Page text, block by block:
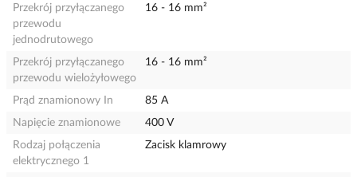
Przekrój przyłączanego
przewodu
jednodrutowego
16 - 16 mm²
Przekrój przyłączanego
przewodu wielożyłowego
16 - 16 mm²
Prąd znamionowy In
85 A
Napięcie znamionowe
400 V
Rodzaj połączenia
elektrycznego 1
Zacisk klamrowy